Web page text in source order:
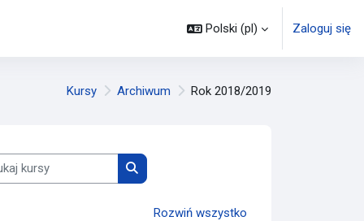
Polski ‎(pl)‎ Zaloguj się
Kursy Archiwum Rok 2018/2019
kursy
Wyszukaj kursy
Rozwiń wszystko